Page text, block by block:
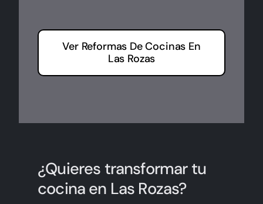
Ver Reformas De Cocinas En
Las Rozas
¿Quieres transformar tu
cocina en Las Rozas?